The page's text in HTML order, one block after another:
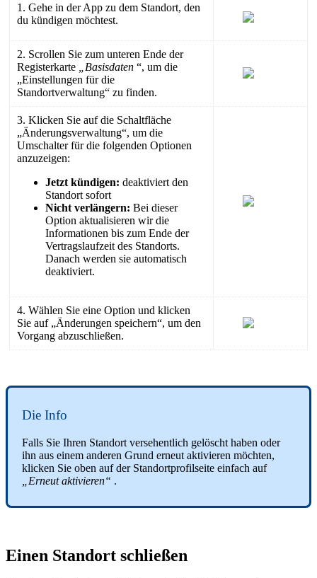
1. Gehe in der App zu dem Standort, den
du kündigen möchtest.
2. Scrollen Sie zum unteren Ende der
Registerkarte
„Basisdaten “, um die
„Einstellungen für die
Standortverwaltung“ zu finden.
3. Klicken Sie auf die Schaltfläche
„Änderungsverwaltung“, um die
Umschalter für die folgenden Optionen
anzuzeigen:
Jetzt kündigen: deaktiviert den
Standort sofort
Nicht verlängern: Bei dieser
Option aktualisieren wir die
Informationen bis zum Ende der
Vertragslaufzeit des Standorts.
Danach werden sie automatisch
deaktiviert.
4. Wählen Sie eine Option und klicken
Sie auf „Änderungen speichern“, um den
Vorgang abzuschließen.
Die Info
Falls Sie Ihren Standort versehentlich gelöscht haben oder
ihn aus einem anderen Grund erneut aktivieren möchten,
klicken Sie oben auf der Standortprofilseite einfach auf
„Erneut aktivieren“ .
Einen Standort schließen